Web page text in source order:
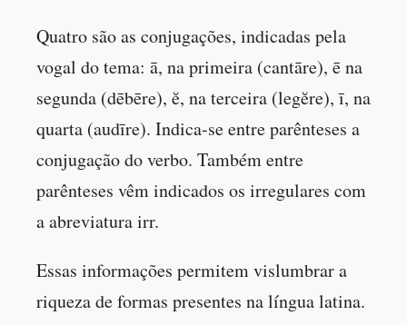
Quatro são as conjugações, indicadas pela
vogal do tema: ā, na primeira (cantāre), ē na
segunda (dēbēre), ĕ, na terceira (legĕre), ī, na
quarta (audīre). Indica-se entre parênteses a
conjugação do verbo. Também entre
parênteses vêm indicados os irregulares com
a abreviatura irr.
Essas informações permitem vislumbrar a
riqueza de formas presentes na língua latina.